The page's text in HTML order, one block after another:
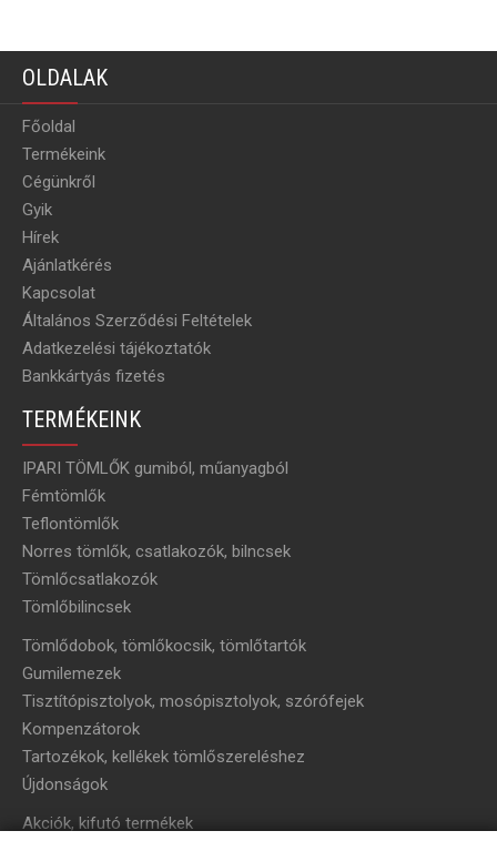
OLDALAK
Főoldal
Termékeink
Cégünkről
Gyik
Hírek
Ajánlatkérés
Kapcsolat
Általános Szerződési Feltételek
Adatkezelési tájékoztatók
Bankkártyás fizetés
TERMÉKEINK
IPARI TÖMLŐK gumiból, műanyagból
Fémtömlők
Teflontömlők
Norres tömlők, csatlakozók, bilncsek
Tömlőcsatlakozók
Tömlőbilincsek
Tömlődobok, tömlőkocsik, tömlőtartók
Gumilemezek
Tisztítópisztolyok, mosópisztolyok, szórófejek
Kompenzátorok
Tartozékok, kellékek tömlőszereléshez
Újdonságok
Akciók, kifutó termékek